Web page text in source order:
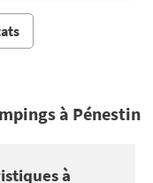
à Pénestin
à
Golfe du Morbihan,